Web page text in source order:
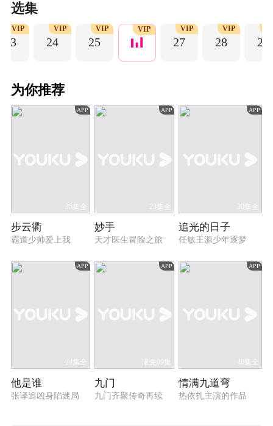
永新百货业绩突出，受经营奇才闻知秋之邀共同
创业，逐步成长为胆略过人、重诺守信的女商
选集
23
VIP
24
VIP
25
VIP VIP
27
VIP
28
VIP
29
为你推荐
APP
35集全
步云衢
霸道少帅爱上我
APP
23集全
妙手
天才医生冒险之旅
APP
30集全
追光的日子
任敏王源少年逐梦
APP
24集全
他是谁
张译追凶身陷迷局
APP
限免09集
九门
九门齐聚传奇再续
APP
40集全
情满九道弯
热依扎主演的作品